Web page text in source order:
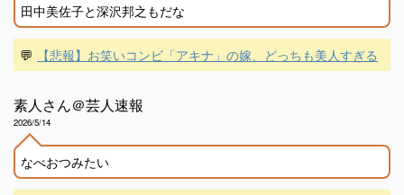
田中美佐子と深沢邦之もだな
💬 【悲報】お笑いコンビ「アキナ」の嫁、どっちも美人すぎる
素人さん＠芸人速報
2026/5/14
なべおつみたい